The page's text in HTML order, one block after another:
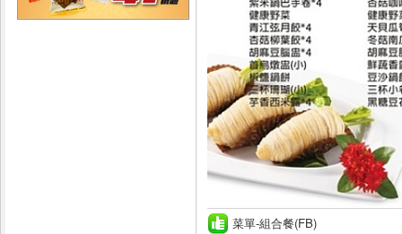
菜單-組合餐(FB)